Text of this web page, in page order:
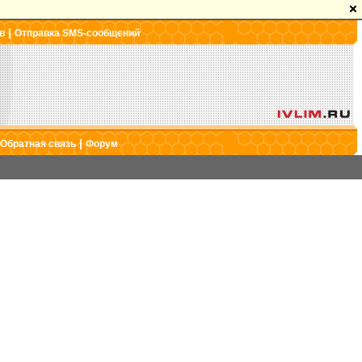
|Отправка SMS-сообщений
Обратная связь|Форум